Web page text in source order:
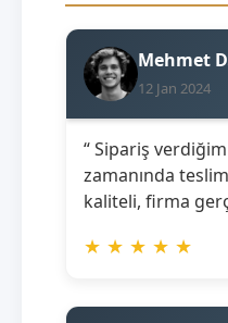
Mehmet
12 Jan 2024
“ Sipariş
zamanında
kaliteli, firma
★ ★ ★ ★ ★